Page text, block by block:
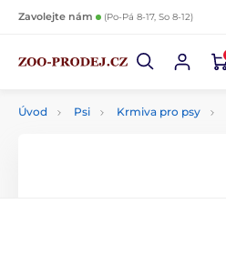
Zavolejte nám (Po-Pá 8-17, So 8-12)
Úvod Psi Krmiva pro psy